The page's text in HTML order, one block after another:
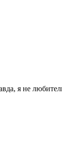
я не